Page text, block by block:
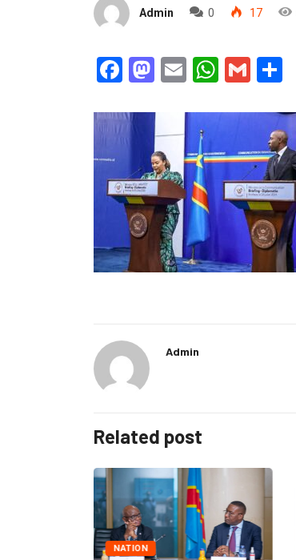
Admin 0 17
Facebook
Mastodon
Email
Admin
Related post
NATION